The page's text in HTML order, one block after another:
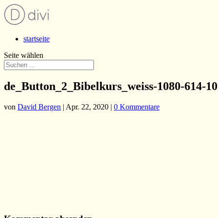
startseite
Seite wählen
de_Button_2_Bibelkurs_weiss-1080-614-
von David Bergen | Apr. 22, 2020 | 0 Kommentare